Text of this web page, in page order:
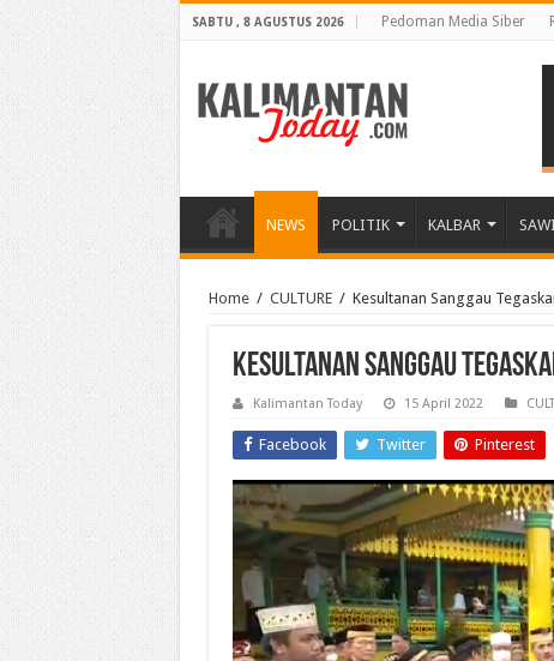
SABTU , 8 AGUSTUS 2026 Pedoman Media Siber
NEWS POLITIK KALBAR
Home / CULTURE / Kesultanan Sanggau
Kesultanan Sanggau
Kalimantan Today 15 April 2022
Facebook Twitter Pinterest